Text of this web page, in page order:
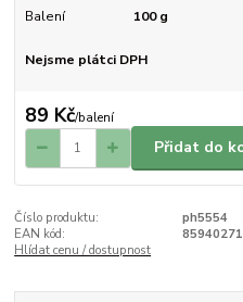
Balení
100 g
Nejsme plátci DPH
89 Kč/balení
Přidat do
Číslo produktu:
ph5554
EAN kód:
Hlídat cenu / dostupnost